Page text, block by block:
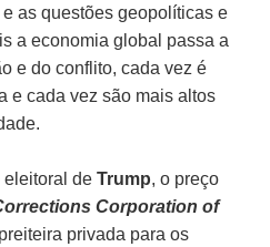
as questões geopolíticas e
a economia global passa a
e do conflito, cada vez é
e cada vez são mais altos
eleitoral deTrump, o preço
Corporation of
privada para os